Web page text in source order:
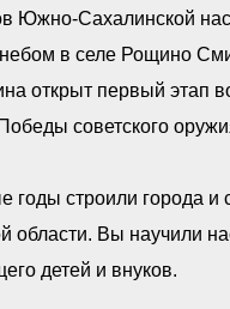
Южно-Сахалинской
в селе Рощино
открыт первый этап
советского
годы строили города и
области. Вы научили
детей и внуков.